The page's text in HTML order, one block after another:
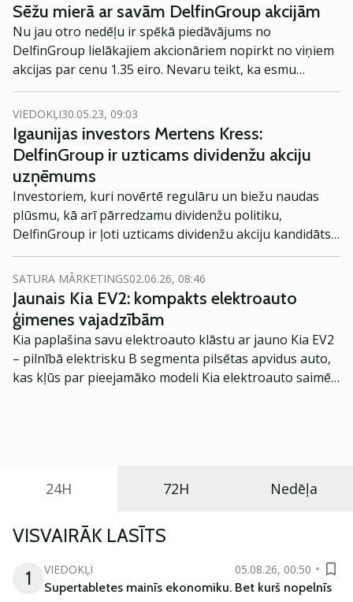
Sēžu mierā ar savām DelfinGroup akcijām
Nu jau otro nedēļu ir spēkā piedāvājums no
DelfinGroup lielākajiem akcionāriem nopirkt no viņiem
akcijas par cenu 1.35 eiro. Nevaru teikt, ka esmu
priecīgs par šādu piedāvājumu, tomēr turpinu mierā
sēdēt ar savām akcijām.
VIEDOKĻI30.05.23, 09:03
Igaunijas investors Mertens Kress:
DelfinGroup ir uzticams dividenžu akciju
uzņēmums
Investoriem, kuri novērtē regulāru un biežu naudas
plūsmu, kā arī pārredzamu dividenžu politiku,
DelfinGroup ir ļoti uzticams dividenžu akciju kandidāts,
secina viens no Igaunijas atpazīstamākajiem investīciju
blogeriem Mertens Kress (Märten Kress).
SATURA MĀRKETINGS02.06.26, 08:46
Jaunais Kia EV2: kompakts elektroauto
ģimenes vajadzībām
Kia paplašina savu elektroauto klāstu ar jauno Kia EV2
– pilnībā elektrisku B segmenta pilsētas apvidus auto,
kas kļūs par pieejamāko modeli Kia elektroauto saimē
24H 72H Nedēļa
VISVAIRĀK LASĪTS
1
VIEDOKĻI
05.08.26, 00:50
Supertabletes mainīs ekonomiku. Bet kurš nopelnīs